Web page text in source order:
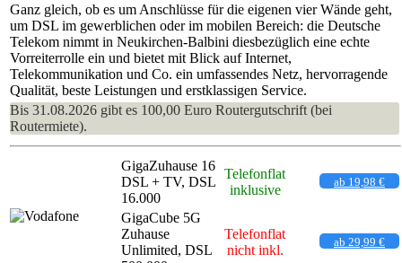
Ganz gleich, ob es um Anschlüsse für die eigenen vier Wände geht,
um DSL im gewerblichen oder im mobilen Bereich: die Deutsche
Telekom nimmt in Neukirchen-Balbini diesbezüglich eine echte
Vorreiterrolle ein und bietet mit Blick auf Internet,
Telekommunikation und Co. ein umfassendes Netz, hervorragende
Qualität, beste Leistungen und erstklassigen Service.
Bis 31.08.2026 gibt es 100,00 Euro Routergutschrift (bei
Routermiete).
GigaZuhause 16
DSL + TV, DSL
16.000
Telefonflat
inklusive
ab 19,98 €
GigaCube 5G
Zuhause
Unlimited, DSL
Telefonflat
nicht inkl.
ab 29,99 €